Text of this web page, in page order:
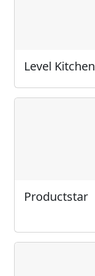
Level Kitchen
Productstar